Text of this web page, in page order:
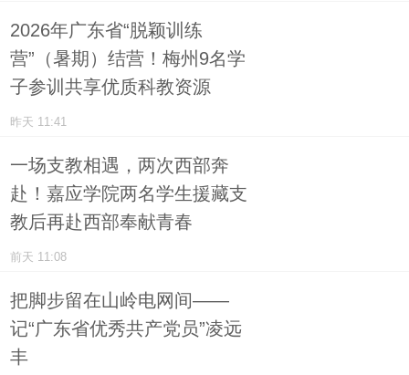
2026年广东省“脱颖训练
营”（暑期）结营！梅州9名学
子参训共享优质科教资源
昨天 11:41
一场支教相遇，两次西部奔
赴！嘉应学院两名学生援藏支
教后再赴西部奉献青春
前天 11:08
把脚步留在山岭电网间——
记“广东省优秀共产党员”凌远
丰